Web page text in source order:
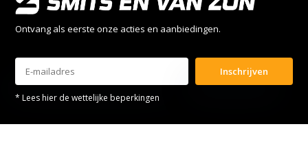
Ontvang als eerste onze acties en aanbiedingen.
Inschrijven
* Lees hier de wettelijke beperkingen